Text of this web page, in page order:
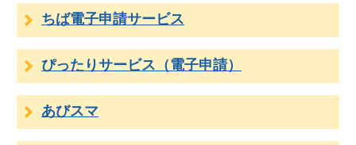
ちば電子申請サービス
ぴったりサービス（電子申請）
あびスマ